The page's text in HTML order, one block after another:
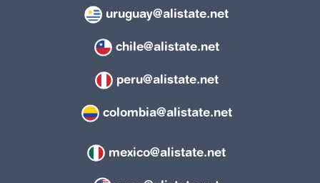
uruguay@alistate.net
chile@alistate.net
peru@alistate.net
colombia@alistate.net
mexico@alistate.net